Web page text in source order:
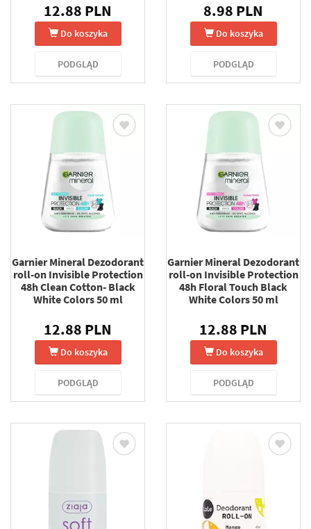
12.88 PLN
Do koszyka
PODGLĄD
8.98 PLN
Do koszyka
PODGLĄD
Garnier Mineral Dezodorant
roll-on Invisible Protection
48h Clean Cotton- Black
White Colors 50 ml
12.88 PLN
Do koszyka
PODGLĄD
Garnier Mineral Dezodorant
roll-on Invisible Protection
48h Floral Touch Black
White Colors 50 ml
12.88 PLN
Do koszyka
PODGLĄD